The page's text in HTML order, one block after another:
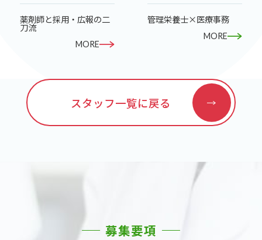
MORE
薬剤師と採用・広報の二
刀流
MORE
管理栄養士×医療事務
スタッフ一覧に戻る
募集要項